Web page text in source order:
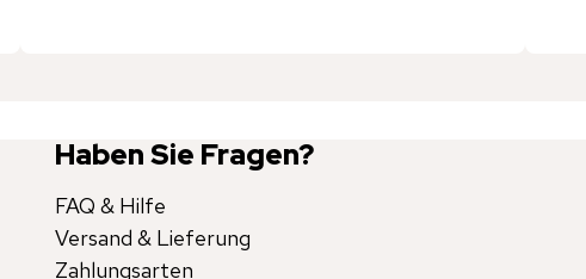
Haben Sie Fragen?
FAQ & Hilfe
Versand & Lieferung
Zahlungsarten